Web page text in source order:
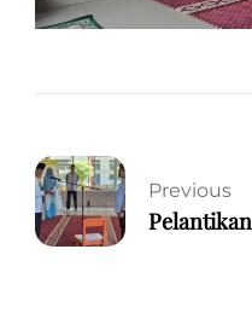
Previous